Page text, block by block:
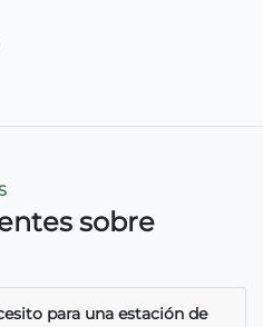
sobre
para una estación de